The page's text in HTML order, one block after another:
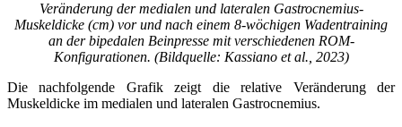
Veränderung der medialen und lateralen Gastrocnemius-
Muskeldicke (cm) vor und nach einem 8-wöchigen Wadentraining
an der bipedalen Beinpresse mit verschiedenen ROM-
Konfigurationen. (Bildquelle: Kassiano et al., 2023)
Die nachfolgende Grafik zeigt die relative Veränderung der
Muskeldicke im medialen und lateralen Gastrocnemius.